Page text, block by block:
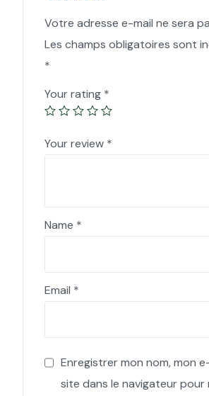
Votre adresse e-mail ne sera
Les champs obligatoires sont
*
Your rating *
Your review *
Name *
Email *
Enregistrer mon nom, mon
site dans le navigateur pour